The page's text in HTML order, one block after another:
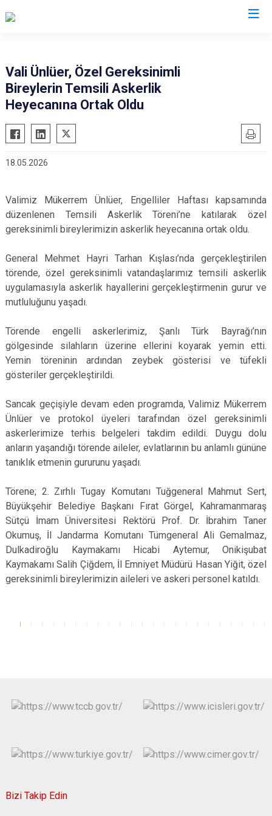
Vali Ünlüer, Özel Gereksinimli
Bireylerin Temsili Askerlik
Heyecanına Ortak Oldu
18.05.2026
Valimiz Mükerrem Ünlüer, Engelliler Haftası kapsamında
düzenlenen Temsili Askerlik Töreni’ne katılarak özel
gereksinimli bireylerimizin askerlik heyecanına ortak oldu.
General Mehmet Hayri Tarhan Kışlası’nda gerçekleştirilen
törende, özel gereksinimli vatandaşlarımız temsili askerlik
uygulamasıyla askerlik hayallerini gerçekleştirmenin gurur ve
mutluluğunu yaşadı.
Törende engelli askerlerimiz, Şanlı Türk Bayrağı’nın
gölgesinde silahların üzerine ellerini koyarak yemin etti.
Yemin töreninin ardından zeybek gösterisi ve tüfekli
gösteriler gerçekleştirildi.
Sancak geçişiyle devam eden programda, Valimiz Mükerrem
Ünlüer ve protokol üyeleri tarafından özel gereksinimli
askerlerimize terhis belgeleri takdim edildi. Duygu dolu
anların yaşandığı törende aileler, evlatlarının bu anlamlı gününe
tanıklık etmenin gururunu yaşadı.
Törene; 2. Zırhlı Tugay Komutanı Tuğgeneral Mahmut Sert,
Büyükşehir Belediye Başkanı Fırat Görgel, Kahramanmaraş
Sütçü İmam Üniversitesi Rektörü Prof. Dr. İbrahim Taner
Okumuş, İl Jandarma Komutanı Tümgeneral Ali Gemalmaz,
Dulkadiroğlu Kaymakamı Hicabi Aytemur, Onikişubat
Kaymakamı Salih Çiğdem, İl Emniyet Müdürü Hasan Yiğit, özel
gereksinimli bireylerimizin aileleri ve askeri personel katıldı.
Bizi Takip Edin